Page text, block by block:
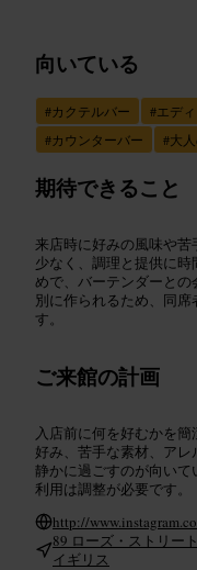
向いている
#カクテルバー #エデ
#カウンターバー #大
期待できること
来店時に好みの風味や
少なく、調理と提供に
めで、バーテンダーと
別に作られるため、同
す。
ご来館の計画
入店前に何を好むかを
好み、苦手な素材、ア
静かに過ごすのが向い
利用は調整が必要です。
http://
89 ローズ・ストリー
イギリス